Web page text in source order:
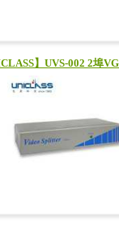
】UVS-002 2埠